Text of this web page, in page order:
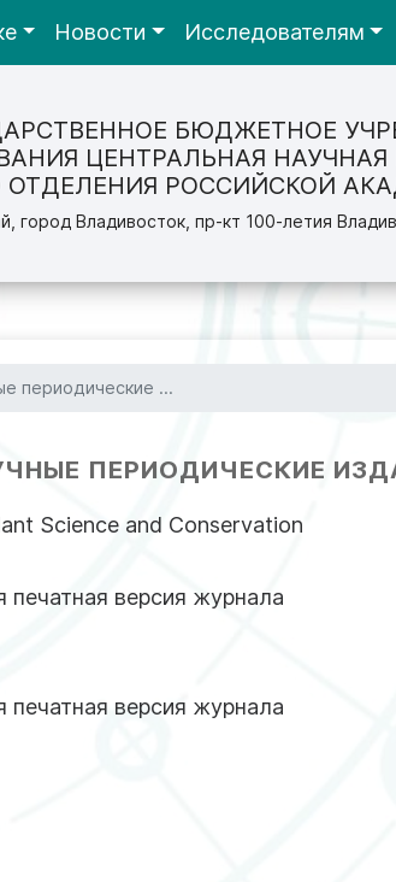
БЮДЖЕТНОЕ
ЦЕНТРАЛЬНАЯ НАУЧНАЯ
РОССИЙСКОЙ
город Владивосток, пр-кт 100-летия
Новости Исследователям
периодические ...
ПЕРИОДИЧЕСКИЕ
Science and Conservation
версия журнала
версия журнала